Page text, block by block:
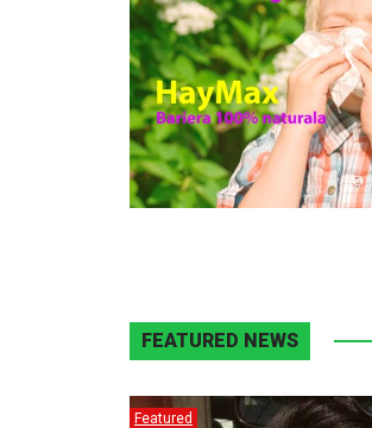
FEATURED NEWS
Featured